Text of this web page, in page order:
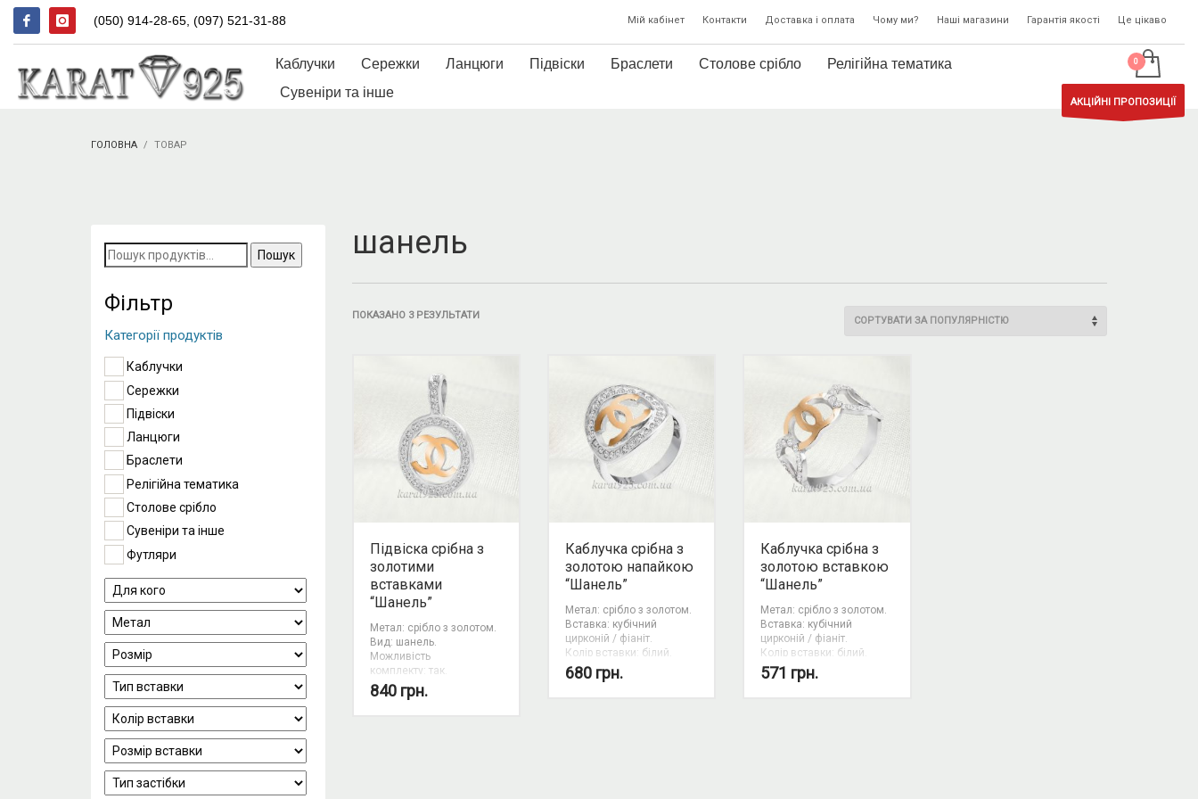
(050) 914-28-65, (097) 521-31-88 Мій кабінет Контакти Доставка і оплата Чому ми? Наші магазини Гарантія якості Це цікаво
Каблучки Сережки Ланцюги Підвіски Браслети Столове срібло
Релігійна тематика
Сувеніри та інше
АКЦІЙНІ ПРОПОЗИЦІЇ
ГОЛОВНА ТОВАР
шанель
ПОКАЗАНО 3 РЕЗУЛЬТАТИ
Підвіска срібна з
золотими
вставками
“Шанель”
Метал: срібло з золотом.
Вид: шанель.
Можливість
комплекту: так.
840 грн.
Каблучка срібна з
золотою напайкою
“Шанель”
Метал: срібло з золотом.
Вставка: кубічний
цирконій / фіаніт.
Колір вставки: білий.
Вид: шанель.
Можливість
680 грн.
Каблучка срібна з
золотою вставкою
“Шанель”
Метал: срібло з золотом.
Вставка: кубічний
цирконій / фіаніт.
Колір вставки: білий.
Вид: шанель.
Можливість
571 грн.
Пошук
за
запитом:
Фільтр
Категорії продуктів
Каблучки
Сережки
Підвіски
Ланцюги
Браслети
Релігійна тематика
Столове срібло
Сувеніри та інше
Футляри